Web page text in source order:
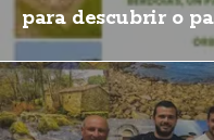
para descubrir o